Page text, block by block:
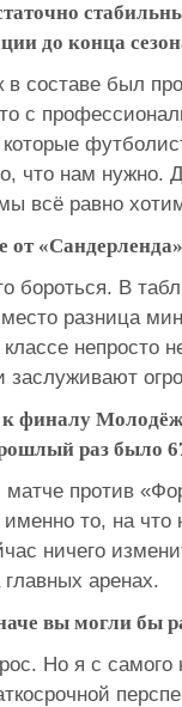
до конца
в составе был
с
что нам нужно.
всё равно
от
бороться. В
разница
непросто
финалу
раз было
против
то, на что
ничего
аренах.
вы могли бы
Но я с самого